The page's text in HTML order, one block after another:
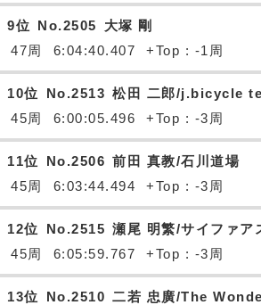
9位 No.2505
大塚 剛
47周
6:04:40.407 +Top : -1周
10位 No.2513 松田 二郎/j.bicycle
45周
6:00:05.496 +Top : -3周
11位 No.2506 前田 真教/石川道場
45周
6:03:44.494 +Top : -3周
12位 No.2515 瀬尾 明繁/サイファア
45周
6:05:59.767 +Top : -3周
13位 No.2510 二若 忠廣/The